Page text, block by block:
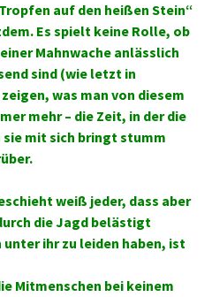
auf den heißen Stein“
Es spielt keine Rolle, ob
Mahnwache anlässlich
sind (wie letzt in
was man von diesem
mehr – die Zeit, in der die
mit sich bringt stumm
weiß jeder, dass aber
die Jagd belästigt
ihr zu leiden haben, ist
Mitmenschen bei keinem